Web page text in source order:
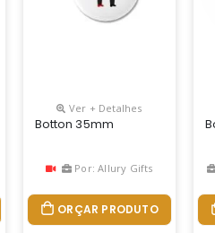
Capacidade 35 Mm,
Ver + Detalhes
Botton 35mm
Por: Allury Gifts
ORÇAR PRODUTO